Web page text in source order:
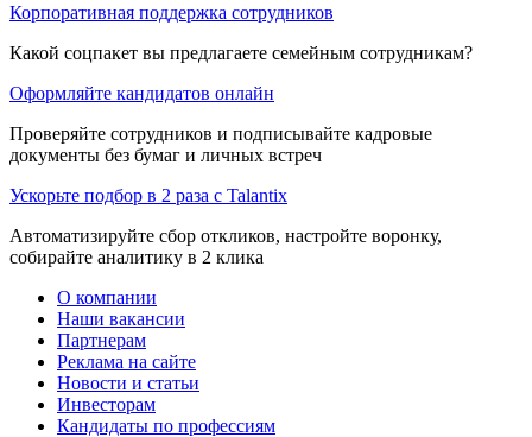
Корпоративная поддержка сотрудников
Какой соцпакет вы предлагаете семейным сотрудникам?
Оформляйте кандидатов онлайн
Проверяйте сотрудников и подписывайте кадровые
документы без бумаг и личных встреч
Ускорьте подбор в 2 раза с Talantix
Автоматизируйте сбор откликов, настройте воронку,
собирайте аналитику в 2 клика
О компании
Наши вакансии
Партнерам
Реклама на сайте
Новости и статьи
Инвесторам
Кандидаты по профессиям